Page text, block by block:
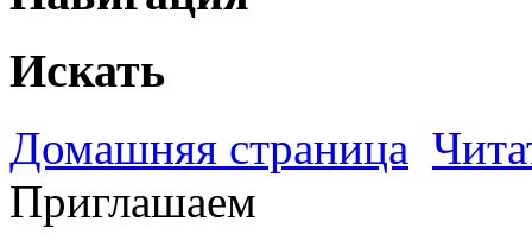
Искать
Домашняя страница
Приглашаем